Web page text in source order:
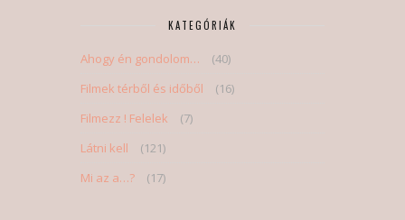
KATEGÓRIÁK
Ahogy én gondolom…
(40)
Filmek térből és időből
(16)
Filmezz ! Felelek
(7)
Látni kell
(121)
Mi az a…?
(17)